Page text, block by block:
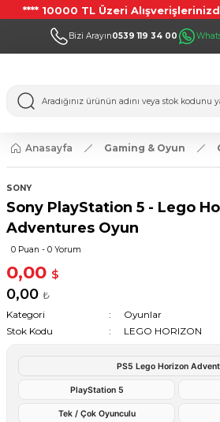
**** 10000 TL Üzeri
Bizi Arayın0539 119 34 00
Anasayfa Gaming & Oyun
SONY
Sony PlayStation 5 - Lego
Adventures Oyun
0 Puan - 0 Yorum
0,00 $
0,00 ₺
Kategori
Oyunlar
Stok Kodu
LEGO HORIZON
PS5 Lego Horizon
PlayStation 5
Tek / Çok Oyunculu